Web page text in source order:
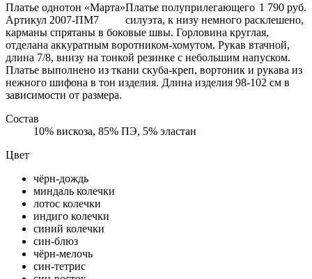
Платье однотон «Марта»
Артикул 2007-ПМ7
1 790 руб.
Платье полуприлегающего
силуэта, к низу немного расклешено,
карманы спрятаны в боковые швы. Горловина круглая,
отделана аккуратным воротником-хомутом. Рукав втачной,
длина 7/8, внизу на тонкой резинке с небольшим напуском.
Платье выполнено из ткани скуба-креп, вортоник и рукава из
нежного шифона в тон изделия. Длина изделия 98-102 см в
зависимости от размера.
Состав
10% вискоза, 85% ПЭ, 5% эластан
Цвет
чёрн-дождь
миндаль колечки
лотос колечки
индиго колечки
синий колечки
син-блюз
чёрн-мелочь
син-тетрис